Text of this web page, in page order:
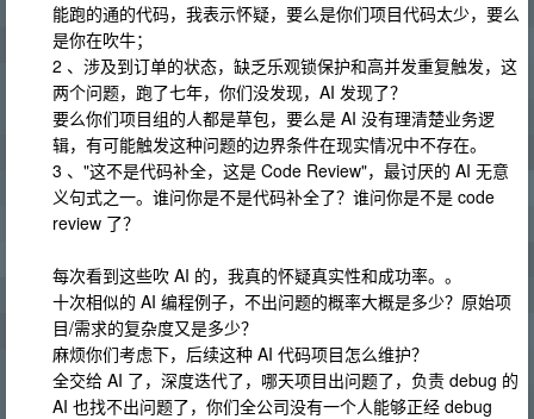
能跑的通的代码，我表示怀疑，要么是你们项目代码太少，要么
是你在吹牛；
2 、涉及到订单的状态，缺乏乐观锁保护和高并发重复触发，这
两个问题，跑了七年，你们没发现，AI 发现了？
要么你们项目组的人都是草包，要么是 AI 没有理清楚业务逻
辑，有可能触发这种问题的边界条件在现实情况中不存在。
3 、"这不是代码补全，这是 Code Review"，最讨厌的 AI 无意
义句式之一。谁问你是不是代码补全了？谁问你是不是 code
review 了？
每次看到这些吹 AI 的，我真的怀疑真实性和成功率。。
十次相似的 AI 编程例子，不出问题的概率大概是多少？原始项
目/需求的复杂度又是多少？
麻烦你们考虑下，后续这种 AI 代码项目怎么维护？
全交给 AI 了，深度迭代了，哪天项目出问题了，负责 debug 的
AI 也找不出问题了，你们全公司没有一个人能够正经 debug